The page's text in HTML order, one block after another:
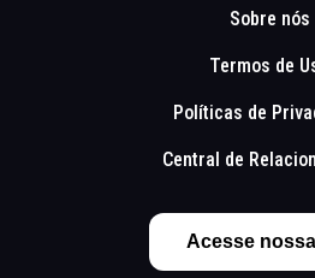
Sobre nós
Termos de
Políticas de
Central de
Acesse